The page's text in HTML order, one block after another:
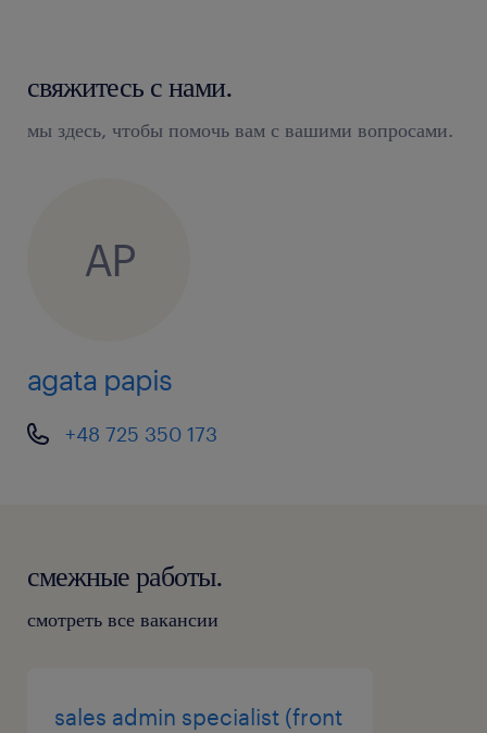
свяжитесь с нами.
мы здесь, чтобы помочь вам с вашими вопросами.
AP
agata papis
+48 725 350 173
смежные работы.
смотреть все вакансии
sales admin specialist (front